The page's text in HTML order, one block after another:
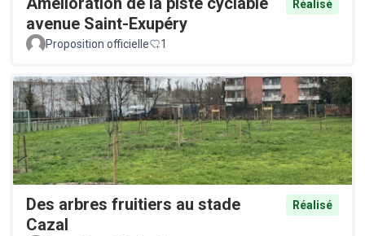
avenue Saint-Exupéry
Réalisé
Proposition officielle 1
Des arbres fruitiers au stade
Cazal
Réalisé